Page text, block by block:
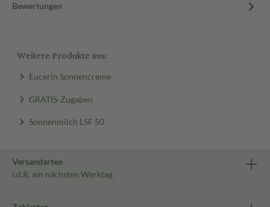
Bewertungen
Weitere Produkte aus:
Eucerin Sonnencreme
GRATIS-Zugaben
Sonnenmilch LSF 50
Versandarten
i.d.R. am nächsten Werktag